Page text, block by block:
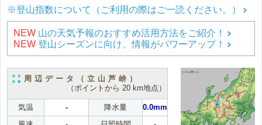
※登山指数について（ご利用の際はご一読ください。）
NEW 山の天気予報のおすすめ活用方法をご紹介！
NEW 登山シーズンに向け、情報がパワーアップ！
周辺データ（立山芦峅）
（ポイントから 20 km地点）
気温 - 降水量
0.0mm